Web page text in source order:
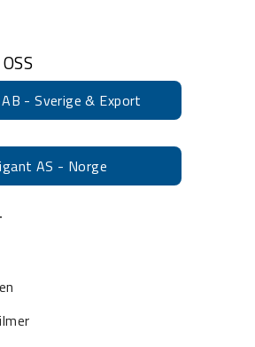
- Sverige & Export
AS - Norge